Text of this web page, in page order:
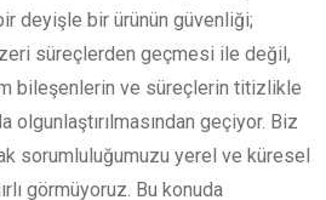
deyişle bir ürünün güvenliği;
süreçlerden geçmesi ile değil,
bileşenlerin ve süreçlerin titizlikle
olgunlaştırılmasından geçiyor. Biz
sorumluluğumuzu yerel ve küresel
görmüyoruz. Bu konuda